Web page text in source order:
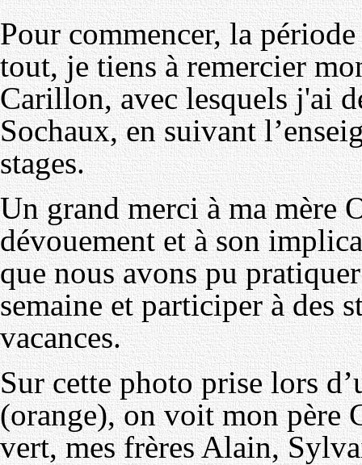
Pour commencer, la
tout, je tiens à remercier
Carillon, avec lesquels j'ai
Sochaux, en suivant
stages.
Un grand merci à ma mère
dévouement et à son
que nous avons pu
semaine et participer à des
vacances.
Sur cette photo prise lors
(orange), on voit mon père
vert, mes frères Alain,